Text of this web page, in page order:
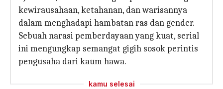
kewirausahaan, ketahanan, dan warisannya
dalam menghadapi hambatan ras dan gender.
Sebuah narasi pemberdayaan yang kuat, serial
ini mengungkap semangat gigih sosok perintis
pengusaha dari kaum hawa.
kamu selesai